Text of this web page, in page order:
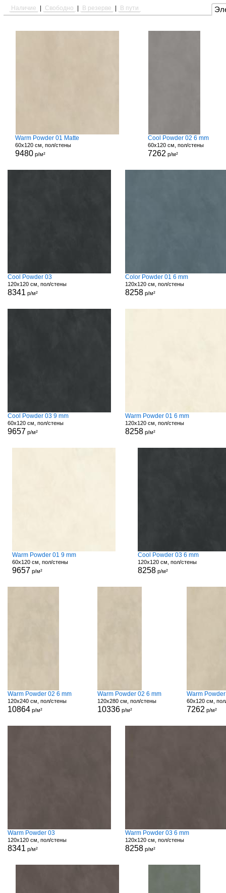
Наличие Свободно В резерве В пути
Warm Powder 01 Matte
60x120 см, пол/стены
9480 р/м²
Cool Powder 02 6 mm
60x120 см, пол/стены
7262 р/м²
Cool Powder 03
120x120 см, пол/стены
8341 р/м²
Color Powder 01 6 mm
120x120 см, пол/стены
8258р/м²
Cool Powder 03 9 mm
60x120 см, пол/стены
9657 р/м²
Warm Powder 01 6 mm
120x120 см, пол/стены
8258р/м²
Warm Powder 01 9 mm
60x120 см, пол/стены
9657 р/м²
Cool Powder 03 6 mm
120x120 см, пол/стены
8258р/м²
Warm Powder 02 6 mm
120x240 см, пол/стены
10864 р/м²
Warm Powder 02 6 mm
120x280 см, пол/стены
10336р/м²
Warm
60x120 см,
7262 р/м²
Warm Powder 03
120x120 см, пол/стены
8341 р/м²
Warm Powder 03 6 mm
120x120 см, пол/стены
8258р/м²